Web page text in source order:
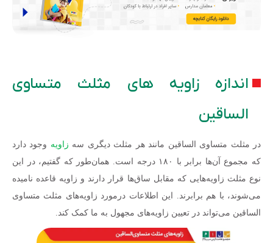
اندازه زاویه های مثلث متساوی
الساقین
در مثلث متساوی الساقین مانند هر مثلث دیگری سه زاویه وجود دارد
که مجموع آن‌ها برابر با ۱۸۰ درجه است. همان‌طور که گفتیم، در این
نوع مثلث زاویه‌هایی که مقابل ساق‌ها قرار دارند و زاویه قاعده نامیده
می‌شوند، با هم برابرند. این اطلاعات درمورد زاویه‌های مثلث متساوی
الساقین می‌تواند در تعیین زاویه‌های مجهول به ما کمک کند.